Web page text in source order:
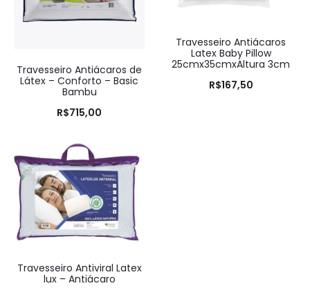
Travesseiro Antiácaros de
Látex – Conforto – Basic
Bambu
R$715,00
Travesseiro Antiácaros
Latex Baby Pillow
25cmx35cmxAltura 3cm
R$167,50
Travesseiro Antiviral Latex
lux – Antiácaro